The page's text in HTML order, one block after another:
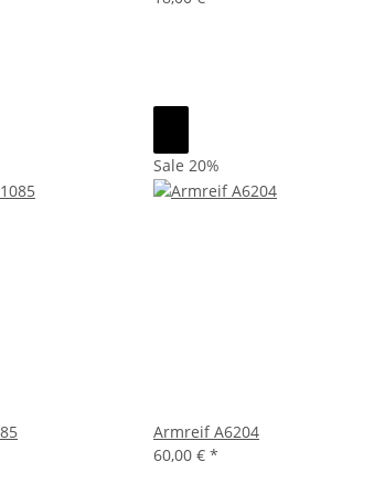
Sale 20%
Armreif A6204
60,00 € *